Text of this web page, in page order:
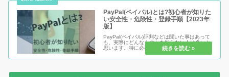
PayPal(ペイパル)とは?初心者が知りた
い安全性・危険性・登録手順【2023年
版】
PayPal(ペイパル)評判などは聞いた事はあって
も、実際にどんなものかを知らない人は多いと
思います。特に必要に迫られて導入する場合、
本当に安心して使えるのかどうか、安全性・危
険性からメリット・デメリットまで解説！登録